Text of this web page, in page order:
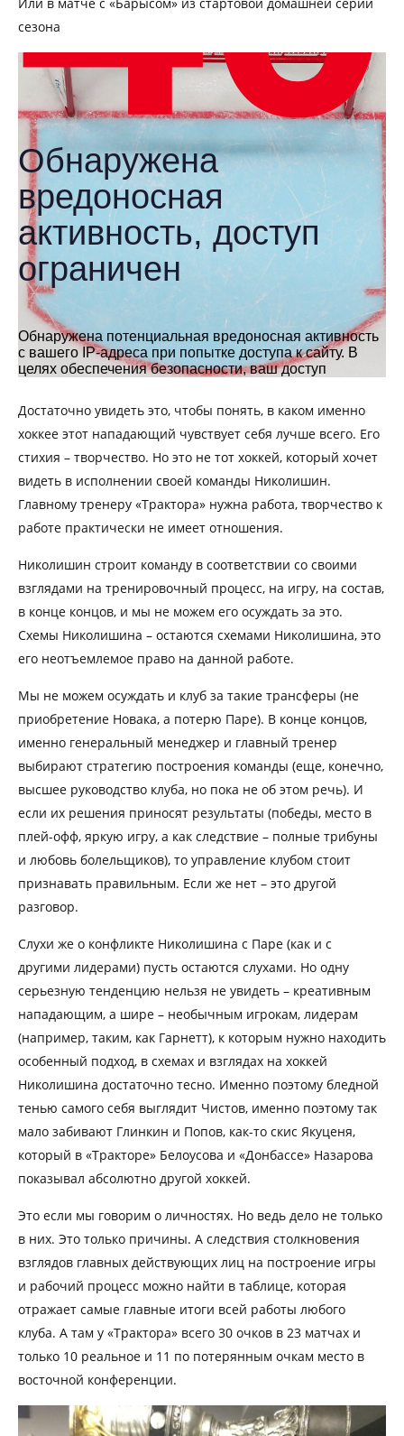
сезона
Достаточно увидеть это, чтобы понять, в каком именно
хоккее этот нападающий чувствует себя лучше всего. Его
стихия – творчество. Но это не тот хоккей, который хочет
видеть в исполнении своей команды Николишин.
Главному тренеру «Трактора» нужна работа, творчество к
работе практически не имеет отношения.
Николишин строит команду в соответствии со своими
взглядами на тренировочный процесс, на игру, на состав,
в конце концов, и мы не можем его осуждать за это.
Схемы Николишина – остаются схемами Николишина, это
его неотъемлемое право на данной работе.
Мы не можем осуждать и клуб за такие трансферы (не
приобретение Новака, а потерю Паре). В конце концов,
именно генеральный менеджер и главный тренер
выбирают стратегию построения команды (еще, конечно,
высшее руководство клуба, но пока не об этом речь). И
если их решения приносят результаты (победы, место в
плей-офф, яркую игру, а как следствие – полные трибуны
и любовь болельщиков), то управление клубом стоит
признавать правильным. Если же нет – это другой
разговор.
Слухи же о конфликте Николишина с Паре (как и с
другими лидерами) пусть остаются слухами. Но одну
серьезную тенденцию нельзя не увидеть – креативным
нападающим, а шире – необычным игрокам, лидерам
(например, таким, как Гарнетт), к которым нужно находить
особенный подход, в схемах и взглядах на хоккей
Николишина достаточно тесно. Именно поэтому бледной
тенью самого себя выглядит Чистов, именно поэтому так
мало забивают Глинкин и Попов, как-то скис Якуценя,
который в «Тракторе» Белоусова и «Донбассе» Назарова
показывал абсолютно другой хоккей.
Это если мы говорим о личностях. Но ведь дело не только
в них. Это только причины. А следствия столкновения
взглядов главных действующих лиц на построение игры
и рабочий процесс можно найти в таблице, которая
отражает самые главные итоги всей работы любого
клуба. А там у «Трактора» всего 30 очков в 23 матчах и
только 10 реальное и 11 по потерянным очкам место в
восточной конференции.